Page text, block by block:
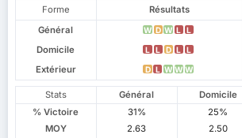
Forme Résultats
Général
W D W L L
Domicile L L D L L
Extérieur D L W W W
Stats Général Domicile
% Victoire
31% 25%
MOY
2.63 2.50